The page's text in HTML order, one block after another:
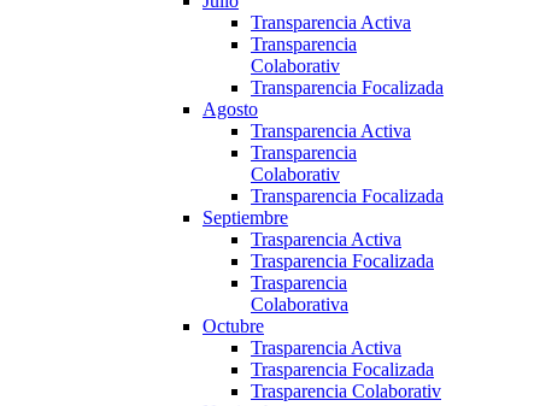
Transparencia Activa
Transparencia
Colaborativ
Transparencia Focalizada
Agosto
Transparencia Activa
Transparencia
Colaborativ
Transparencia Focalizada
Septiembre
Trasparencia Activa
Trasparencia Focalizada
Trasparencia
Colaborativa
Octubre
Trasparencia Activa
Trasparencia Focalizada
Trasparencia Colaborativ